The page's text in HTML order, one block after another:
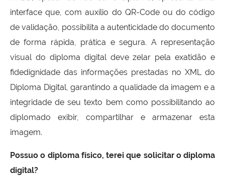
interface que, com auxílio do QR-Code ou do código
de validação, possibilita a autenticidade do documento
de forma rápida, prática e segura. A representação
visual do diploma digital deve zelar pela exatidão e
fidedignidade das informações prestadas no XML do
Diploma Digital, garantindo a qualidade da imagem e a
integridade de seu texto bem como possibilitando ao
diplomado exibir, compartilhar e armazenar esta
imagem.
Possuo o diploma físico, terei que solicitar o diploma
digital?